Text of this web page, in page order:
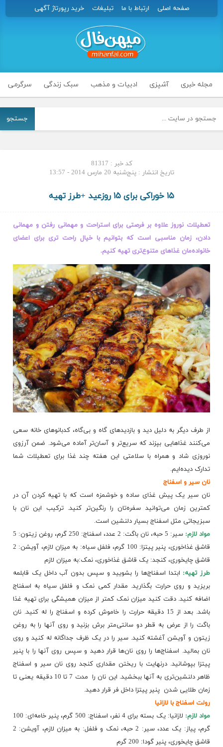
صفحه اصلی ارتباط با ما تبلیغات خرید رپورتاژ آگهی
مجله خبری آشپزی ادبیات و مذهب سبک زندگی سرگرمی
جستجو
کد خبر : 81317
تاریخ انتشار : پنج‌شنبه 20 مارس 2014 - 13:57
۱۵ خوراکی برای ۱۵ روز​عید +طرز تهیه
تعطیلات نوروز علاوه بر فرصتی برای استراحت و مهمانی رفتن و مهمانی
دادن، زمان مناسبی است که بتوانیم با خیال راحت تری برای اعضای
خانواده‌مان غذاهای متنوع‌تری تهیه کنیم.
از طرف دیگر به دلیل دید و بازدیدهای گاه و بی‌گاه، کدبانوهای خانه سعی
می‌کنند غذاهایی بپزند که سریع‌تر و آسان‌تر آماده می‌شود. ضمن آرزوی
نوروزی شاد و همراه با سلامتی این هفته چند غذا برای تعطیلات شما
تدارک دیده‌ایم.
نان سیر و اسفناج
نان سیر یک پیش غذای ساده و خوشمزه است که با تهیه کردن آن در
کمترین زمان می‌توانید سفره‌تان را رنگین‌تر کنید. ترکیب این نان با
سبزیجاتی مثل اسفناج بسیار دلنشین است.
مواد لازم:
سیر: 5 حبه، نان باگت: 2 عدد، اسفناج: 250 گرم، روغن زیتون: 5
قاشق غذاخوری، پنیر پیتزا: 100 گرم، فلفل سیاه: به میزان لازم، آویشن: 2
قاشق چایخوری، کنجد: یک قاشق غذاخوری، نمک:به میزان لازم
طرز تهیه: ابتدا اسفناج‌ها را بشویید و سپس بدون آب داخل یک قابلمه
بریزید و روی حرارت بگذارید. مقدار کمی نمک و فلفل سیاه به اسفناج
اضافه کنید. دقت کنید میزان نمک کمتر از میزان همیشگی برای تهیه غذا
باشد. بعد از 15 دقیقه حرارت را خاموش کرده و اسفناج را له کنید. نان
باگت را از عرض به قطر دو سانتی‌متر برش بزنید و روی آنها را به روغن
زیتون و آویشن آغشته کنید. سیر را در یک ظرف جداگانه له کنید و روی
نان بمالید. اسفناج‌ها را روی نان‌ها قرار دهید و سپس روی آنها را با پنیر
پیتزا بپوشانید. درنهایت با ریختن مقداری کنجد روی نان سیر و اسفناج
ظاهر دلنشین‌تری به آنها ببخشید. این نان را ​ مدت 7 تا 10 دقیقه یعنی تا
زمان طلایی شدن ​ پنیر پیتزا داخل فر قرار دهید.
رولت اسفناج با لازانیا
مواد لازم:
لازانیا: یک بسته برای 4 نفر، اسفناج: 500 گرم، پنیر خامه‌ای: 100
گرم، پیاز: یک عدد، سیر: 2 حبه، نمک و فلفل: به میزان لازم، آویشن: 2
قاشق چایخوری، پنیر گودا: 200 گرم